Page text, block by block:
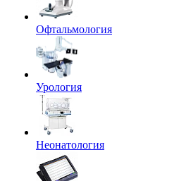
Офтальмология
Урология
Неонатология